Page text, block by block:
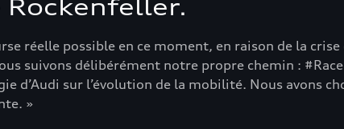
Rockenfeller.
réelle possible en ce moment, en raison de la
suivons délibérément notre propre chemin :
d’Audi sur l’évolution de la mobilité. Nous avons
»